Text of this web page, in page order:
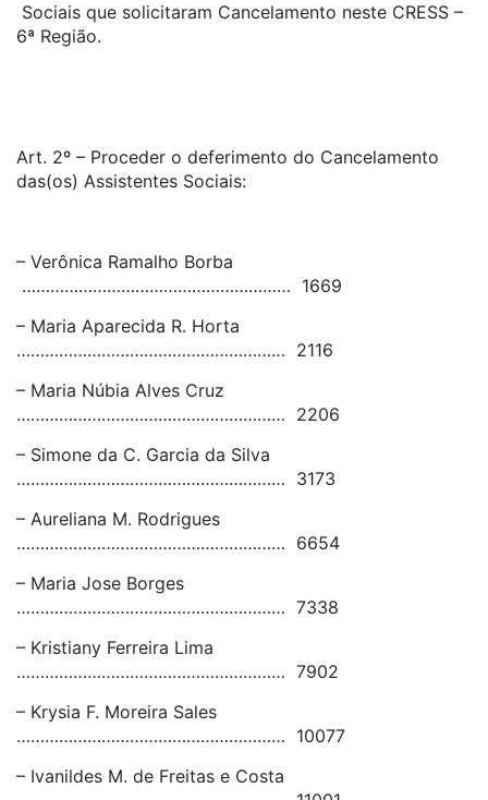
Sociais que solicitaram Cancelamento neste CRESS –
6ª Região.
Art. 2º – Proceder o deferimento do Cancelamento
das(os) Assistentes Sociais:
– Verônica Ramalho Borba
………………………………………………… 1669
– Maria Aparecida R. Horta
………………………………………………… 2116
– Maria Núbia Alves Cruz
………………………………………………… 2206
– Simone da C. Garcia da Silva
………………………………………………… 3173
– Aureliana M. Rodrigues
………………………………………………… 6654
– Maria Jose Borges
………………………………………………… 7338
– Kristiany Ferreira Lima
………………………………………………… 7902
– Krysia F. Moreira Sales
………………………………………………… 10077
– Ivanildes M. de Freitas e Costa